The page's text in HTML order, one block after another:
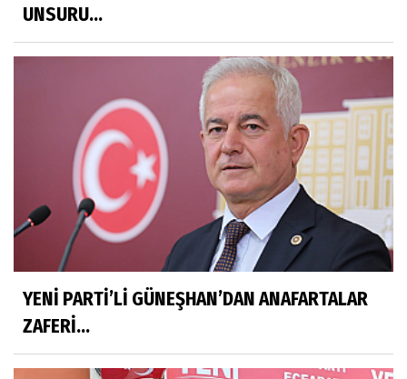
UNSURU...
YENİ PARTİ’Lİ GÜNEŞHAN’DAN ANAFARTALAR
ZAFERİ...